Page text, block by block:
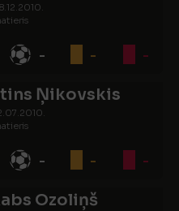
- - -
Ņikovskis
- - -
Ozoliņš